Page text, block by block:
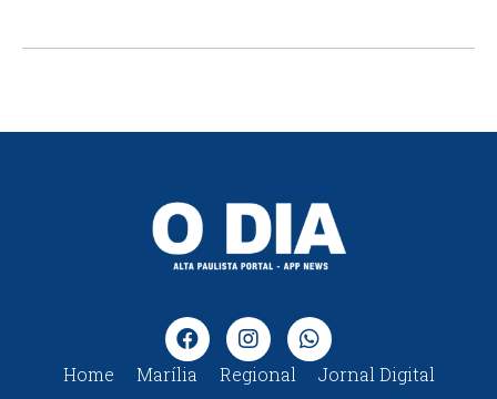
Home Marília Regional Jornal Digital